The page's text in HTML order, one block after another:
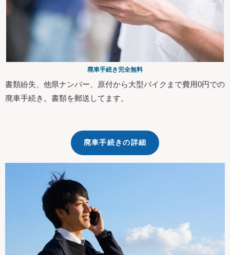
廃車手続き完全無料
書類紛失、他県ナンバー、原付から大型バイクまで費用0円での
廃車手続き。書類を郵送してます。
廃車手続きの詳細